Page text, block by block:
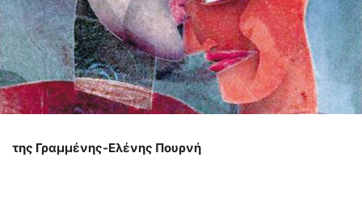
της Γραμμένης-Ελένης Πουρνή